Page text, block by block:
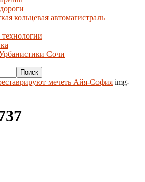
кольцевая автомагистраль
Сочи
мечеть Айя-София img-